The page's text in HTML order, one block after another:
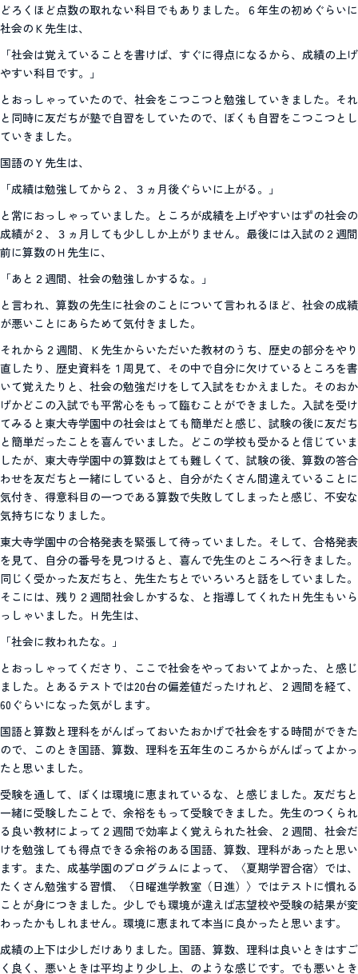
どろくほど点数の取れない科目でもありました。６年生の初めぐらいに
社会のＫ先生は、
「社会は覚えていることを書けば、すぐに得点になるから、成績の上げ
やすい科目です。」
とおっしゃっていたので、社会をこつこつと勉強していきました。それ
と同時に友だちが塾で自習をしていたので、ぼくも自習をこつこつとし
ていきました。
国語のＹ先生は、
「成績は勉強してから２、３ヵ月後ぐらいに上がる。」
と常におっしゃっていました。ところが成績を上げやすいはずの社会の
成績が２、３ヵ月しても少ししか上がりません。最後には入試の２週間
前に算数のＨ先生に、
「あと２週間、社会の勉強しかするな。」
と言われ、算数の先生に社会のことについて言われるほど、社会の成績
が悪いことにあらためて気付きました。
それから２週間、Ｋ先生からいただいた教材のうち、歴史の部分をやり
直したり、歴史資料を１周見て、その中で自分に欠けているところを書
いて覚えたりと、社会の勉強だけをして入試をむかえました。そのおか
げかどこの入試でも平常心をもって臨むことができました。入試を受け
てみると東大寺学園中の社会はとても簡単だと感じ、試験の後に友だち
と簡単だったことを喜んでいました。どこの学校も受かると信じていま
したが、東大寺学園中の算数はとても難しくて、試験の後、算数の答合
わせを友だちと一緒にしていると、自分がたくさん間違えていることに
気付き、得意科目の一つである算数で失敗してしまったと感じ、不安な
気持ちになりました。
東大寺学園中の合格発表を緊張して待っていました。そして、合格発表
を見て、自分の番号を見つけると、喜んで先生のところへ行きました。
同じく受かった友だちと、先生たちとでいろいろと話をしていました。
そこには、残り２週間社会しかするな、と指導してくれたＨ先生もいら
っしゃいました。Ｈ先生は、
「社会に救われたな。」
とおっしゃってくださり、ここで社会をやっておいてよかった、と感じ
ました。とあるテストでは20台の偏差値だったけれど、２週間を経て、
60ぐらいになった気がします。
国語と算数と理科をがんばっておいたおかげで社会をする時間ができた
ので、このとき国語、算数、理科を五年生のころからがんばってよかっ
たと思いました。
受験を通して、ぼくは環境に恵まれているな、と感じました。友だちと
一緒に受験したことで、余裕をもって受験できました。先生のつくられ
る良い教材によって２週間で効率よく覚えられた社会、２週間、社会だ
けを勉強しても得点できる余裕のある国語、算数、理科があったと思い
ます。また、成基学園のプログラムによって、〈夏期学習合宿〉では、
たくさん勉強する習慣、〈日曜進学教室（日進）〉ではテストに慣れる
ことが身につきました。少しでも環境が違えば志望校や受験の結果が変
わったかもしれません。環境に恵まれて本当に良かったと思います。
成績の上下は少しだけありました。国語、算数、理科は良いときはすご
く良く、悪いときは平均より少し上、のような感じです。でも悪いとき